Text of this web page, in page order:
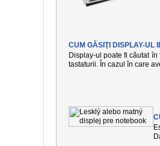
CUM GĂSIŢI DISPLAY-UL
Display-ul poate fi căutat
tastaturii. În cazul în care